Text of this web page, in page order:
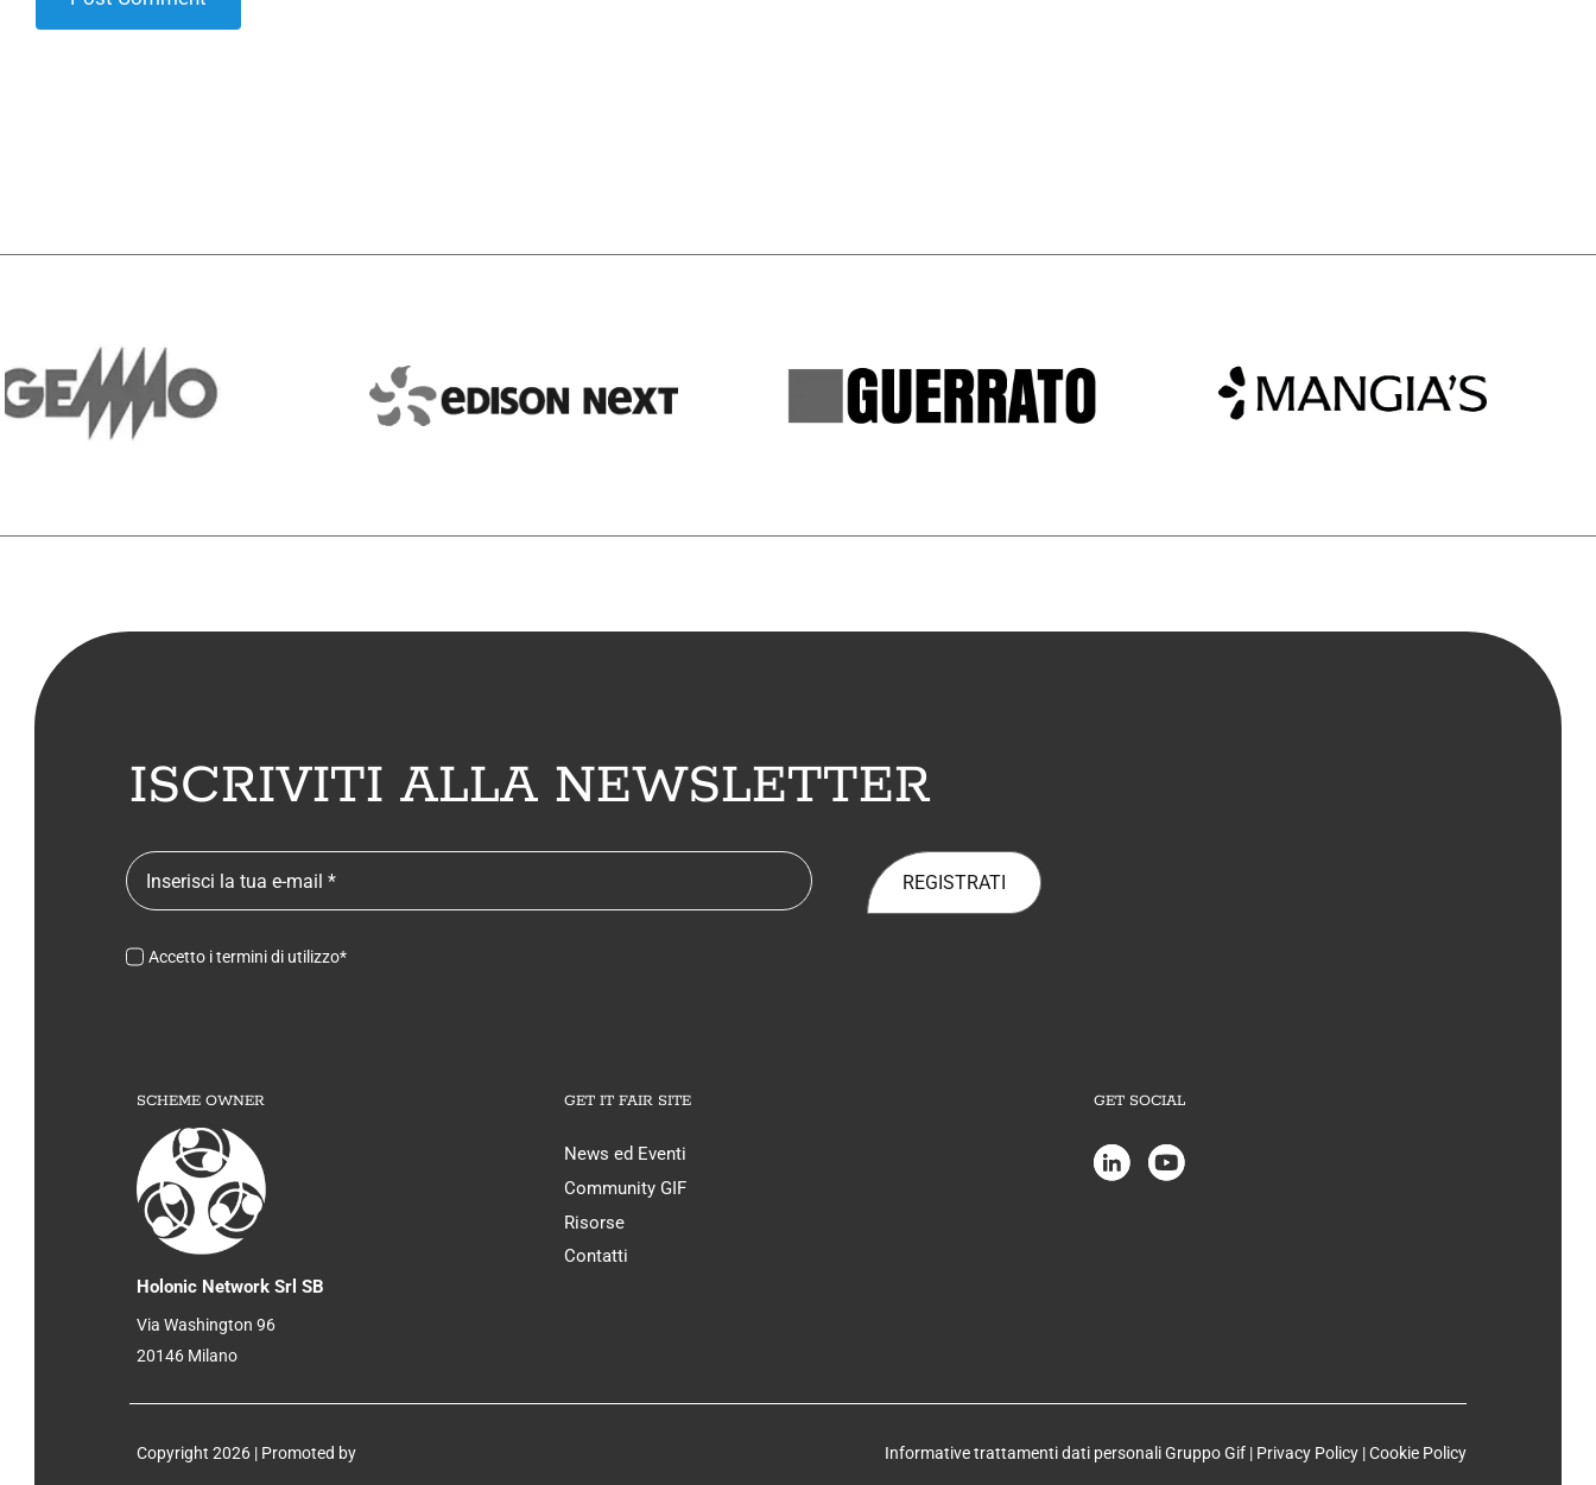
ISCRIVITI ALLA NEWSLETTER
Accetto i termini di utilizzo*
REGISTRATI
SCHEME OWNER
Holonic Network Srl SB
Via Washington 96
20146 Milano
GET IT FAIR SITE
News ed Eventi
Community GIF
Risorse
Contatti
GET SOCIAL
Copyright 2026 | Promoted by Informative trattamenti dati personali Gruppo Gif | Privacy Policy|Cookie Policy